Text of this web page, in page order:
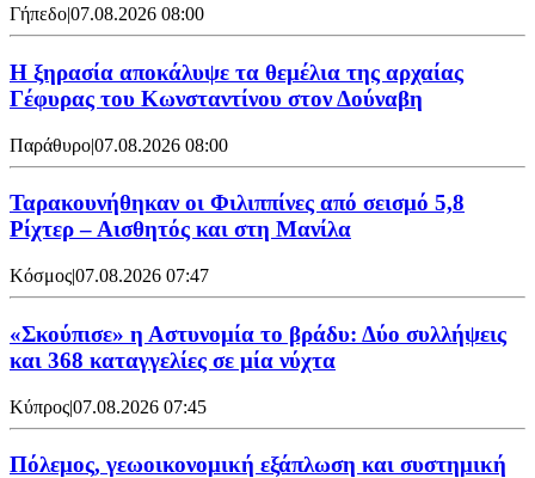
Γήπεδο|07.08.2026 08:00
Η ξηρασία αποκάλυψε τα θεμέλια της αρχαίας
Γέφυρας του Κωνσταντίνου στον Δούναβη
Παράθυρο|07.08.2026 08:00
Ταρακουνήθηκαν οι Φιλιππίνες από σεισμό 5,8
Ρίχτερ – Αισθητός και στη Μανίλα
Κόσμος|07.08.2026 07:47
«Σκούπισε» η Αστυνομία το βράδυ: Δύο συλλήψεις
και 368 καταγγελίες σε μία νύχτα
Κύπρος|07.08.2026 07:45
Πόλεμος, γεωοικονομική εξάπλωση και συστημική